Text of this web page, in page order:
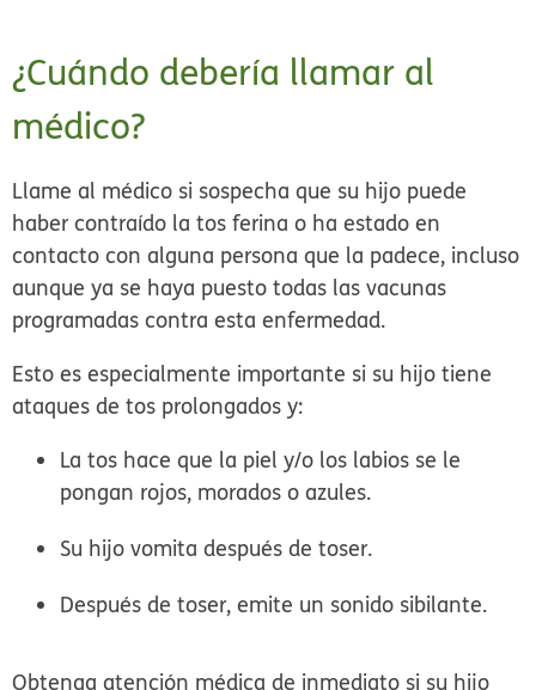
¿Cuándo debería llamar al
médico?
Llame al médico si sospecha que su hijo puede
haber contraído la tos ferina o ha estado en
contacto con alguna persona que la padece, incluso
aunque ya se haya puesto todas las vacunas
programadas contra esta enfermedad.
Esto es especialmente importante si su hijo tiene
ataques de tos prolongados y:
La tos hace que la piel y/o los labios se le
pongan rojos, morados o azules.
Su hijo vomita después de toser.
Después de toser, emite un sonido sibilante.
Obtenga atención médica de inmediato si su hijo